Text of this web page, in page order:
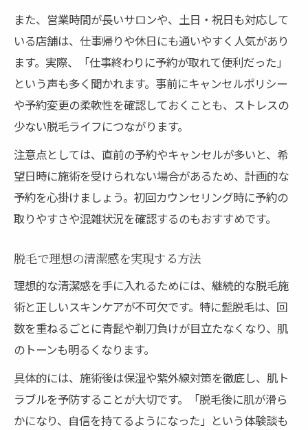
また、営業時間が長いサロンや、土日・祝日も対応して
いる店舗は、仕事帰りや休日にも通いやすく人気があり
ます。実際、「仕事終わりに予約が取れて便利だった」
という声も多く聞かれます。事前にキャンセルポリシー
や予約変更の柔軟性を確認しておくことも、ストレスの
少ない脱毛ライフにつながります。
注意点としては、直前の予約やキャンセルが多いと、希
望日時に施術を受けられない場合があるため、計画的な
予約を心掛けましょう。初回カウンセリング時に予約の
取りやすさや混雑状況を確認するのもおすすめです。
脱毛で理想の清潔感を実現する方法
理想的な清潔感を手に入れるためには、継続的な脱毛施
術と正しいスキンケアが不可欠です。特に髭脱毛は、回
数を重ねるごとに青髭や剃刀負けが目立たなくなり、肌
のトーンも明るくなります。
具体的には、施術後は保湿や紫外線対策を徹底し、肌ト
ラブルを予防することが大切です。「脱毛後に肌が滑ら
かになり、自信を持てるようになった」という体験談も